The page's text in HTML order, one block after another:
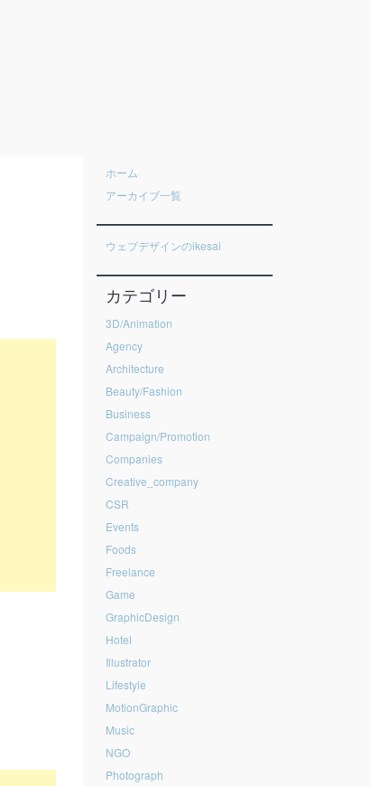
ホーム
アーカイブ一覧
ウェブデザインのikesai
カテゴリー
3D/Animation
Agency
Architecture
Beauty/Fashion
Business
Campaign/Promotion
Companies
Creative_company
CSR
Events
Foods
Freelance
Game
GraphicDesign
Hotel
Illustrator
Lifestyle
MotionGraphic
Music
NGO
Photograph